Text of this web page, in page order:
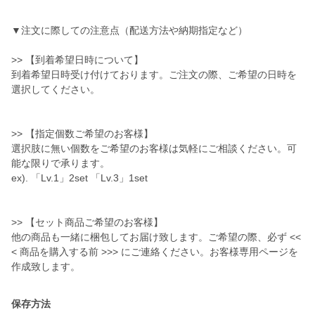
▼注文に際しての注意点（配送方法や納期指定など）
>> 【到着希望日時について】
到着希望日時受け付けております。ご注文の際、ご希望の日時を
選択してください。
>> 【指定個数ご希望のお客様】
選択肢に無い個数をご希望のお客様は気軽にご相談ください。可
能な限りで承ります。
ex). 「Lv.1」2set 「Lv.3」1set
>> 【セット商品ご希望のお客様】
他の商品も一緒に梱包してお届け致します。ご希望の際、必ず <<
< 商品を購入する前 >>> にご連絡ください。お客様専用ページを
作成致します。
保存方法